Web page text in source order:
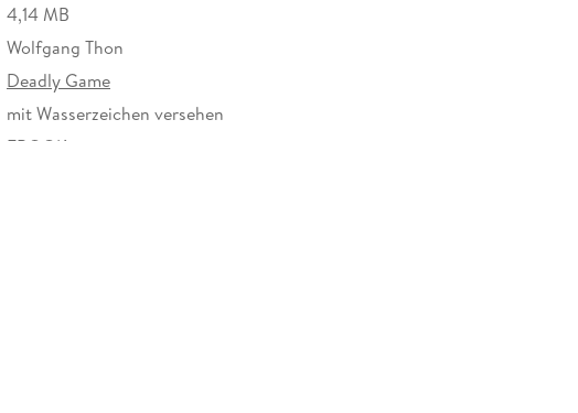
4,14 MB
Wolfgang Thon
Deadly Game
mit Wasserzeichen versehen
EBOOK